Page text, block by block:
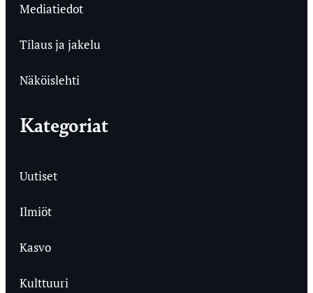
Mediatiedot
Tilaus ja jakelu
Näköislehti
Kategoriat
Uutiset
Ilmiöt
Kasvo
Kulttuuri